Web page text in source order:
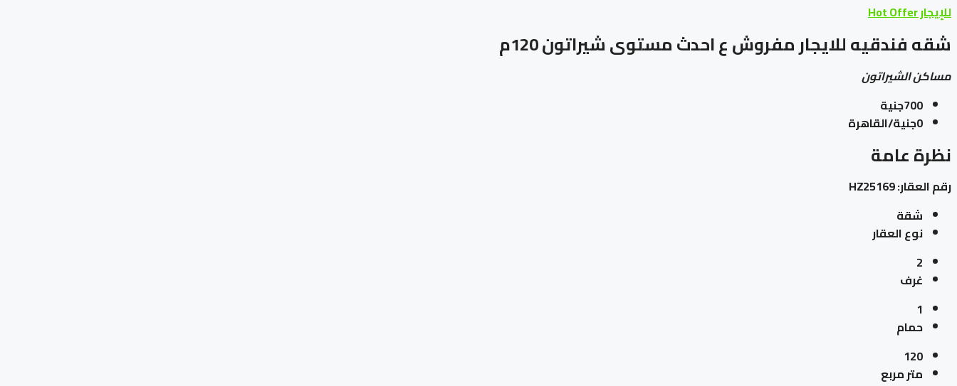
للإيجارHot Offer
شقه فندقيه للايجار مفروش ع احدث مستوى شيراتون 120م
مساكن الشيراتون
700جنية
0جنية/القاهرة
نظرة عامة
رقم العقار:
شقة
نوع العقار
2
غرف
1
حمام
120
متر مربع